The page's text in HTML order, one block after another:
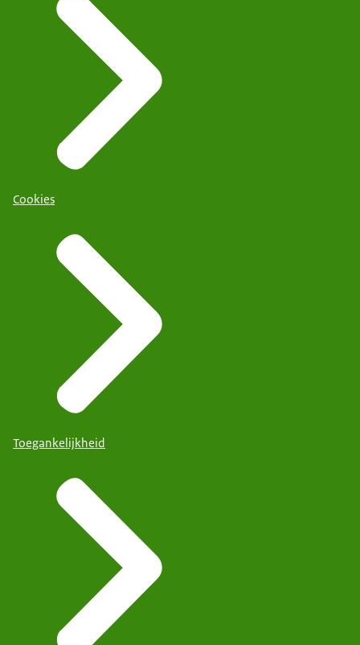
Cookies
Toegankelijkheid